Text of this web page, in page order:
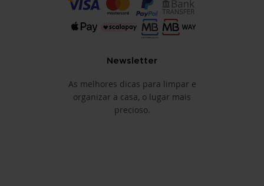
Newsletter
As melhores dicas para limpar e
organizar a casa, o lugar mais
precioso.